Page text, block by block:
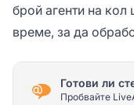
брой агенти на кол
време, за да
Готови ли
Пробвайте